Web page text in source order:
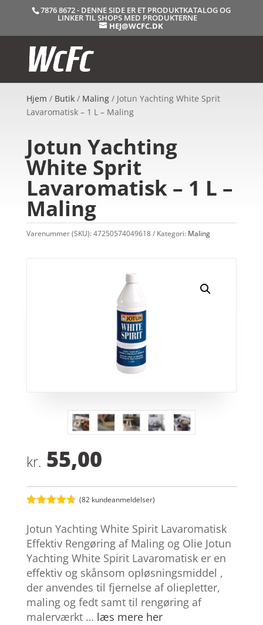
7876 8672 - DENNE SIDE ER ET PRODUKTKATALOG OG
LINKER TIL SHOPS MED PRODUKTERNE
HEJ@WCFC.DK
Hjem / Butik/ Maling/ Jotun Yachting White Sprit
Lavaromatisk – 1 L – Maling
Jotun Yachting
White Sprit
Lavaromatisk – 1 L –
Maling
Varenummer (SKU):47250574049618 Kategori: Maling
kr. 55,00
ud af 5
baseret på
kundebedø
mmelser
(82 kundeanmeldelser)
Jotun Yachting White Spirit Lavaromatisk
Effektiv Rengøring af Maling og Olie Jotun
Yachting White Spirit Lavaromatisk er en
effektiv og skånsom opløsningsmiddel ,
der anvendes til fjernelse af oliepletter,
maling og fedt samt til rengøring af
malerværkt … læs mere her